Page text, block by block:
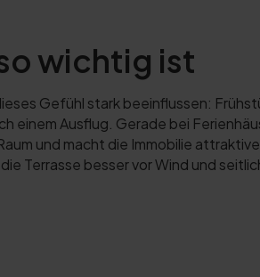
wichtig ist
Gefühl stark beeinflussen:
einem Ausflug. Gerade bei
und macht die Immobilie
Terrasse besser vor Wind und